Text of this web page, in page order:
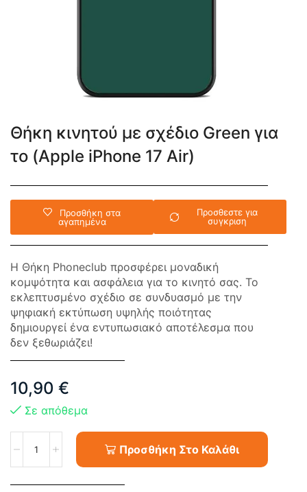
Θήκη κινητού με σχέδιο Green για
το (Apple iPhone 17 Air)
Προσθήκη στα
αγαπημένα
Προσθεστε για
συγκριση
Η Θήκη Phoneclub προσφέρει μοναδική
κομψότητα και ασφάλεια για το κινητό σας. Το
εκλεπτυσμένο σχέδιο σε συνδυασμό με την
ψηφιακή εκτύπωση υψηλής ποιότητας
δημιουργεί ένα εντυπωσιακό αποτέλεσμα που
δεν ξεθωριάζει!
10,90 €
Σε απόθεμα
Προσθήκη Στο Καλάθι